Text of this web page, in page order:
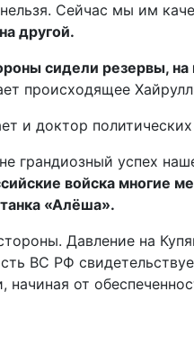
Сейчас мы им
другой.
сидели резервы,
происходящее
и доктор
грандиозный успех
войска многие
«Алёша».
Давление на
ВС РФ
от